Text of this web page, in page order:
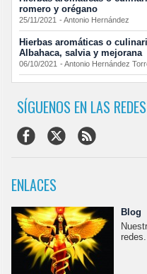
romero y orégano
25/11/2021 - Antonio Hernández
Hierbas aromáticas o
Albahaca, salvia y mejorana
06/10/2021 - Antonio Hernández
SÍGUENOS EN LAS
ENLACES
Blog
redes.